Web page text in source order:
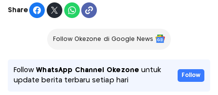
Share
Follow Okezone di Google News
FollowWhatsApp Channel Okezone untuk
update berita terbaru setiap hari
Follow